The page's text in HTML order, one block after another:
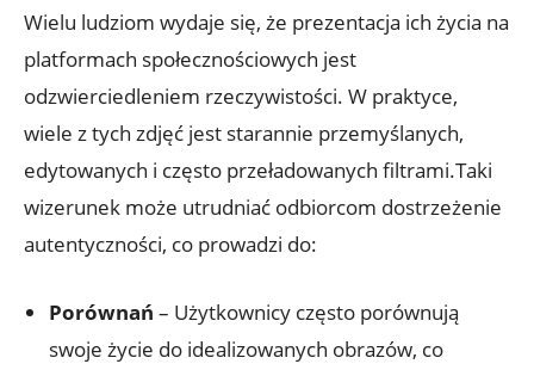
Wielu ludziom wydaje się, ⁣że prezentacja ich życia na
platformach społecznościowych jest
odzwierciedleniem rzeczywistości. W praktyce,
wiele z tych zdjęć jest starannie przemyślanych,
edytowanych ‌i często przeładowanych filtrami.Taki
wizerunek‌ może utrudniać odbiorcom dostrzeżenie
autentyczności, co prowadzi do:
Porównań – Użytkownicy często porównują
swoje ​życie do ‌idealizowanych obrazów, co